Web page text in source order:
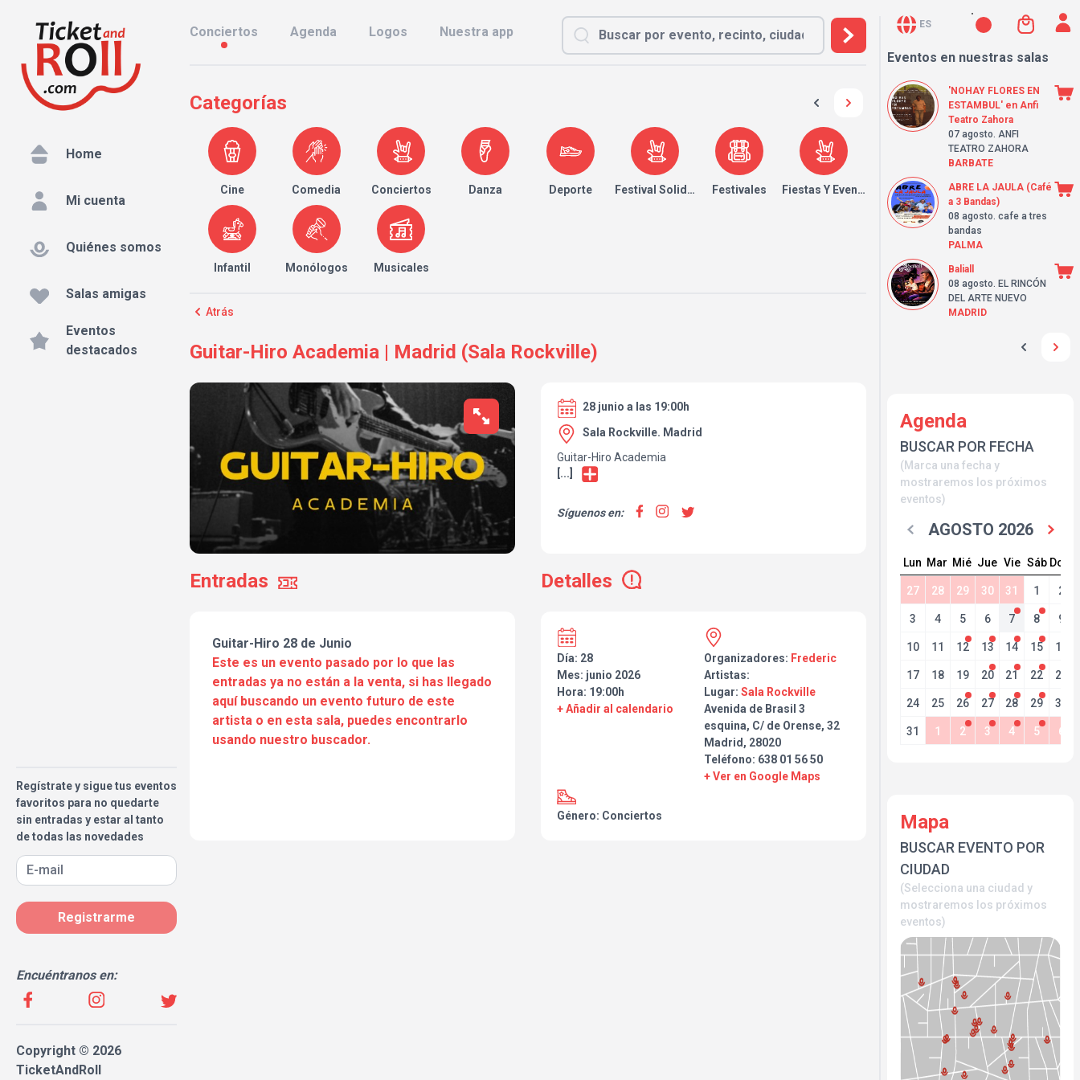
Home
Mi cuenta
Quiénes somos
Salas amigas
Eventos
destacados
Regístrate y sigue tus eventos
favoritos para no quedarte
sin entradas y estar al tanto
de todas las novedades
Registrarme
Encuéntranos en:
Copyright © 2026
TicketAndRoll
Conciertos Agenda Logos Nuestra app
Categorías
Cine Comedia Conciertos Danza Deporte Festival Solidario Festivales Fiestas Y Eventos
Infantil Monólogos Musicales
Atrás
Guitar-Hiro Academia | Madrid (Sala Rockville)
28 junio a las 19:00h
Sala Rockville. Madrid
Guitar-Hiro Academia
[...]
Síguenos en:
Entradas Detalles
Guitar-Hiro 28 de Junio
Este es un evento pasado por lo que las
entradas ya no están a la venta, si has llegado
aquí buscando un evento futuro de este
artista o en esta sala, puedes encontrarlo
usando nuestro buscador.
Día: 28
Mes: junio 2026
Hora: 19:00h
+ Añadir al calendario
Organizadores: Frederic
Artistas:
Lugar: Sala Rockville
Avenida de Brasil 3
esquina, C/ de Orense, 32
Madrid, 28020
Teléfono: 638 01 56 50
+ Ver en Google Maps
Género: Conciertos
ES
Eventos en nuestras salas
'NOHAY FLORES EN
ESTAMBUL' en Anfi
Teatro Zahora
07 agosto. ANFI
TEATRO ZAHORA
BARBATE
ABRE LA JAULA (Café
a 3 Bandas)
08 agosto. cafe a tres
bandas
PALMA
Baliall
08 agosto. EL RINCÓN
DEL ARTE NUEVO
MADRID
Agenda
BUSCAR POR FECHA
(Marca una fecha y
mostraremos los próximos
eventos)
AGOSTO 2026
Lun Mar Mié Jue Vie Sáb Dom
27 28 29 30 31 1 2
3 4 5 6 7 8 9
10 11 12 13 14 15 16
17 18 19 20 21 22 23
24 25 26 27 28 29 30
31 1 2 3 4 5 6
Mapa
BUSCAR EVENTO POR
CIUDAD
(Selecciona una ciudad y
mostraremos los próximos
eventos)